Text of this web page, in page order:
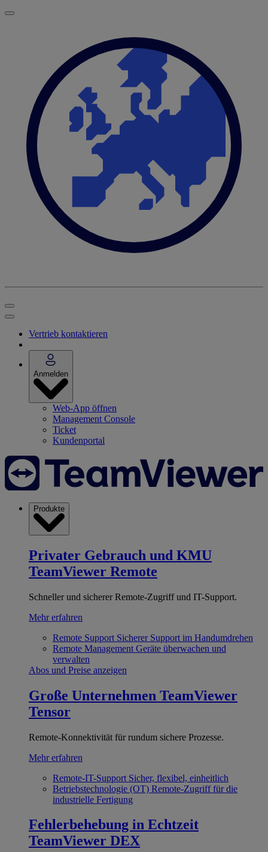
Vertrieb kontaktieren
Anmelden
Web-App öffnen
Management Console
Ticket
Kundenportal
Produkte
Privater Gebrauch und KMU
TeamViewer Remote
Schneller und sicherer Remote-Zugriff und IT-Support.
Mehr erfahren
Remote Support Sicherer Support im Handumdrehen
Remote Management Geräte überwachen und
verwalten
Abos und Preise anzeigen
Große Unternehmen TeamViewer
Tensor
Remote-Konnektivität für rundum sichere Prozesse.
Mehr erfahren
Remote-IT-Support Sicher, flexibel, einheitlich
Betriebstechnologie (OT) Remote-Zugriff für die
industrielle Fertigung
Fehlerbehebung in Echtzeit
TeamViewer DEX